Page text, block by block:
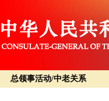
总领事活动/中老关系